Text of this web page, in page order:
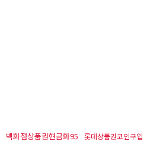
백화점상품권현금화95 롯데상품권코인구입